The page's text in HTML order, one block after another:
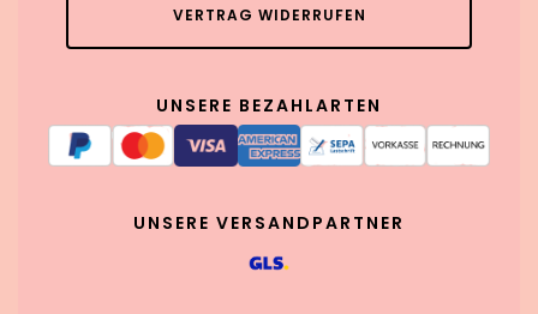
VERTRAG WIDERRUFEN
UNSERE BEZAHLARTEN
UNSERE VERSANDPARTNER